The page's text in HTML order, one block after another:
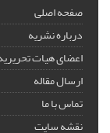
صفحه اصلی
درباره نشریه
اعضای هیات
ارسال مقاله
تماس با ما
نقشه سایت